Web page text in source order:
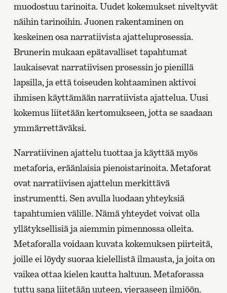
muodostuu tarinoita. Uudet kokemukset niveltyvät
näihin tarinoihin. Juonen rakentaminen on
keskeinen osa narratiivista ajatteluprosessia.
Brunerin mukaan epätavalliset tapahtumat
laukaisevat narratiivisen prosessin jo pienillä
lapsilla, ja että toiseuden kohtaaminen aktivoi
ihmisen käyttämään narratiivista ajattelua. Uusi
kokemus liitetään kertomukseen, jotta se saadaan
ymmärrettäväksi.
Narratiivinen ajattelu tuottaa ja käyttää myös
metaforia, eräänlaisia pienoistarinoita. Metaforat
ovat narratiivisen ajattelun merkittävä
instrumentti. Sen avulla luodaan yhteyksiä
tapahtumien välille. Nämä yhteydet voivat olla
yllätyksellisiä ja aiemmin pimennossa olleita.
Metaforalla voidaan kuvata kokemuksen piirteitä,
joille ei löydy suoraa kielellistä ilmausta, ja joita on
vaikea ottaa kielen kautta haltuun. Metaforassa
tuttu sana liitetään uuteen, vieraaseen ilmiöön.